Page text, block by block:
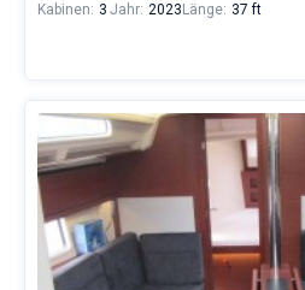
Segler,
Segel
nicht
vorstellen.
Nahe
Marina
Göteborg
Kabinen: 3 Jahr: 2023 Länge: 37 ft